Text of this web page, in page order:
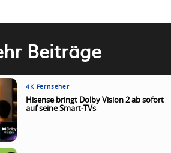
Beiträge
4K Fernseher
Hisense bringt Dolby Vision 2 ab sofort
auf seine Smart-TVs